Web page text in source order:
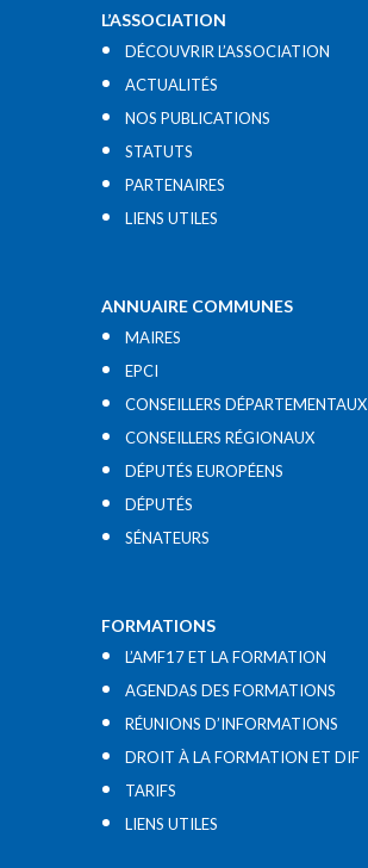
L’ASSOCIATION
DÉCOUVRIR L’ASSOCIATION
ACTUALITÉS
NOS PUBLICATIONS
STATUTS
PARTENAIRES
LIENS UTILES​
ANNUAIRE COMMUNES
MAIRES
EPCI
CONSEILLERS DÉPARTEMENTAUX
CONSEILLERS RÉGIONAUX
DÉPUTÉS EUROPÉENS
DÉPUTÉS
SÉNATEURS
FORMATIONS
L’AMF17 ET LA FORMATION
AGENDAS DES FORMATIONS
RÉUNIONS D’INFORMATIONS
DROIT À LA FORMATION ET DIF
TARIFS
LIENS UTILES​